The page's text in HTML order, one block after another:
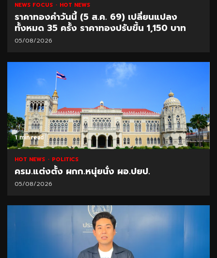
NEWS FOCUS HOT NEWS
ราคาทองคำวันนี้ (5 ส.ค. 69) เปลี่ยนแปลง
ทั้งหมด 35 ครั้ง ราคาทองปรับขึ้น 1,150 บาท
05/08/2026
1 min read
HOT NEWS POLITICS
ครม.แต่งตั้ง ผกก.หนุ่ยนั่ง ผอ.ปยป.
05/08/2026